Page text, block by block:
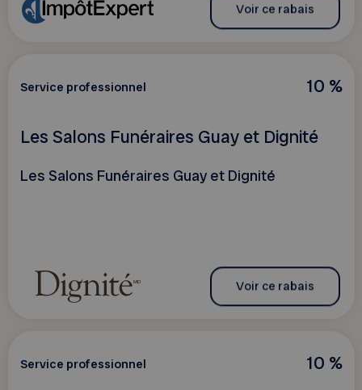
Voir ce rabais
10 %
Service professionnel
Les Salons Funéraires Guay et Dignité
Les Salons Funéraires Guay et Dignité
Voir ce rabais
10 %
Service professionnel